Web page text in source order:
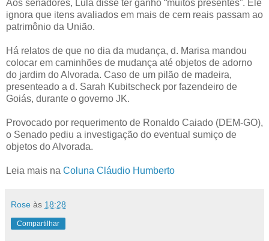
Aos senadores, Lula disse ter ganho “muitos presentes”. Ele
ignora que itens avaliados em mais de cem reais passam ao
patrimônio da União.
Há relatos de que no dia da mudança, d. Marisa mandou
colocar em caminhões de mudança até objetos de adorno
do jardim do Alvorada. Caso de um pilão de madeira,
presenteado a d. Sarah Kubitscheck por fazendeiro de
Goiás, durante o governo JK.
Provocado por requerimento de Ronaldo Caiado (DEM-GO),
o Senado pediu a investigação do eventual sumiço de
objetos do Alvorada.
Leia mais na Coluna Cláudio Humberto
Rose às 18:28
Compartilhar